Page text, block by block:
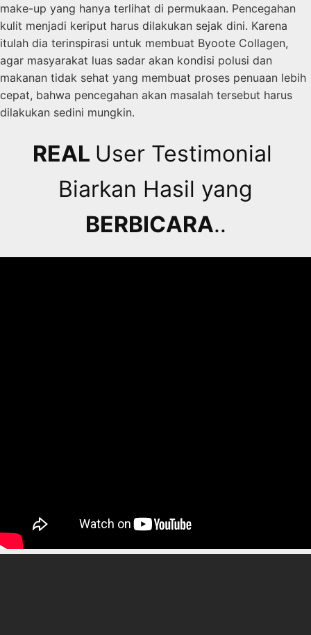
make-up yang hanya terlihat di permukaan. Pencegahan
kulit menjadi keriput harus dilakukan sejak dini. Karena
itulah dia terinspirasi untuk membuat Byoote Collagen,
agar masyarakat luas sadar akan kondisi polusi dan
makanan tidak sehat yang membuat proses penuaan lebih
cepat, bahwa pencegahan akan masalah tersebut harus
dilakukan sedini mungkin.
REAL User Testimonial
Biarkan Hasil yang
BERBICARA..